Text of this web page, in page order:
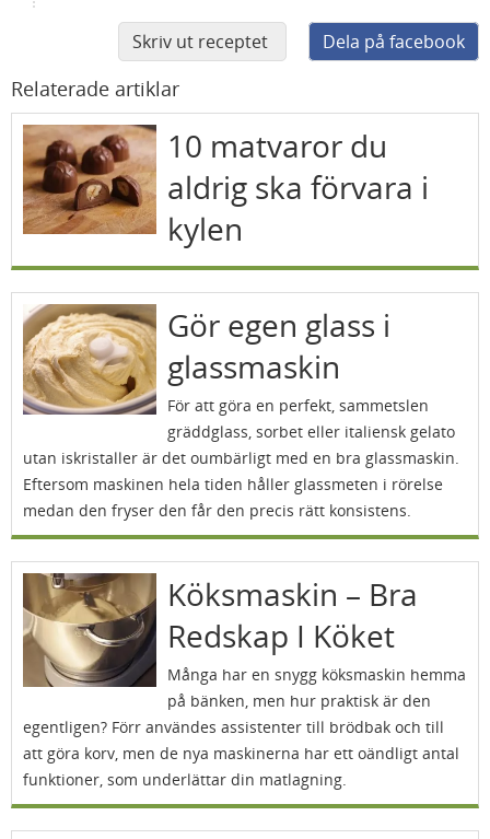
Skriv ut receptet Dela på facebook
Relaterade artiklar
10 matvaror du
aldrig ska förvara i
kylen
Gör egen glass i
glassmaskin
För att göra en perfekt, sammetslen
gräddglass, sorbet eller italiensk gelato
utan iskristaller är det oumbärligt med en bra glassmaskin.
Eftersom maskinen hela tiden håller glassmeten i rörelse
medan den fryser den får den precis rätt konsistens.
Köksmaskin – Bra
Redskap I Köket
Många har en snygg köksmaskin hemma
på bänken, men hur praktisk är den
egentligen? Förr användes assistenter till brödbak och till
att göra korv, men de nya maskinerna har ett oändligt antal
funktioner, som underlättar din matlagning.